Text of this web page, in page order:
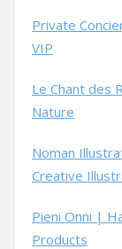
Private
VIP
Le Chant des
Nature
Noman
Creative
Pieni Onni |
Products